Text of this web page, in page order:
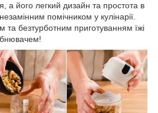
а його легкий дизайн та простота в
помічником у кулінарії.
безтурботним приготуванням їжі